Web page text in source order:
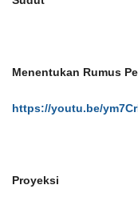
Menentukan Rumus
https://youtu.be/
Proyeksi